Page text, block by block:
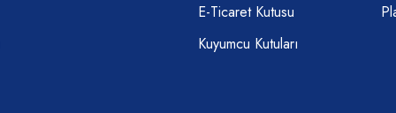
E-Ticaret Kutusu
Kuyumcu Kutuları